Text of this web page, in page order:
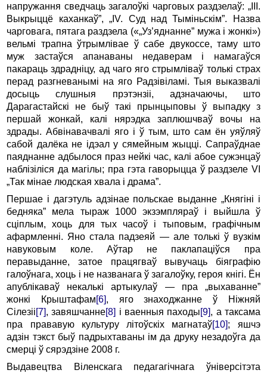
напружання сведчаць загалоўкі чарговых раздзелаў: „III.
Выкрыццё каханкаў”, „IV. Суд над Тыміньскім”. Назва
чарговага, пятага раздзела («„Уз’яднанне” мужа і жонкі»)
вельмі трапна ўтрымлівае ў сабе двукоссе, таму што
муж застаўся апанаваны недаверам і намагаўся
пакараць здрадніцу, ад чаго яго стрымліваў толькі страх
перад разгневанымі на яго Радзівіламі. Тыя выказвалі
досыць слушныя прэтэнзіі, адзначаючы, што
Дарагастайскі не быў такі прынцыповы ў выпадку з
першай жонкай, калі нярэдка заплюшчваў вочы на
здрады. Абвінавачвалі яго і ў тым, што сам ён уяўляў
сабой далёка не ідэал у сямейным жыцці. Сапраўднае
паяднанне адбылося праз нейкі час, калі абое сужэнцаў
наблізіліся да магілы; пра гэта гаворыцца ў раздзеле VI
„Так мінае людская хвала і драма”.
Першае і дагэтуль адзінае польскае выданне „Княгіні і
бедняка” мела тыраж 1000 экзэмпляраў і выйшла ў
сціплым, хоць для тых часоў і тыповым, графічным
афармленні. Яно стала падзеяй — але толькі ў вузкім
навуковым коле. Аўтар не паклапаціўся пра
перавыданне, затое працягваў вывучаць біяграфію
галоўнага, хоць і не названага ў загалоўку, героя кнігі. Ён
апублікаваў некалькі артыкулаў — пра „выхаванне”
жонкі Крыштафам[6], яго знаходжанне ў Ніжняй
Сілезіі[7], завяшчанне[8] і ваенныя паходы[9], а таксама
пра прававую культуру літоўскіх магнатаў[10]; яшчэ
адзін тэкст быў падрыхтаваны ім да друку незадоўга да
смерці ў сярэдзіне 2008 г.
Выдавецтва Віленскага педагагічнага ўніверсітэта